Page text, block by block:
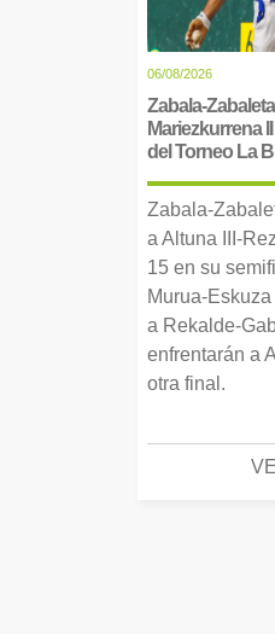
06/08/2026
Zabala-
Mariezkurrena
del Torneo La
Zabala-
a Altuna III-
15 en su
Murua-
a Rekalde-
enfrentarán a
otra final.